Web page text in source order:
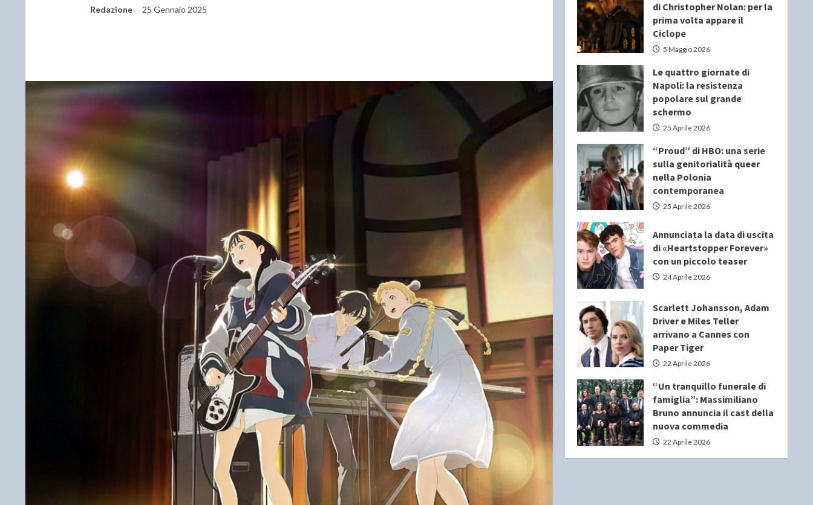
Redazione 25 Gennaio 2025
di Christopher Nolan: per la
prima volta appare il
Ciclope
5 Maggio 2026
Le quattro giornate di
Napoli: la resistenza
popolare sul grande
schermo
25 Aprile 2026
“Proud” di HBO: una serie
sulla genitorialità queer
nella Polonia
contemporanea
25 Aprile 2026
Annunciata la data di uscita
di «Heartstopper Forever»
con un piccolo teaser
24 Aprile 2026
Scarlett Johansson, Adam
Driver e Miles Teller
arrivano a Cannes con
Paper Tiger
22 Aprile 2026
“Un tranquillo funerale di
famiglia”: Massimiliano
Bruno annuncia il cast della
nuova commedia
22 Aprile 2026